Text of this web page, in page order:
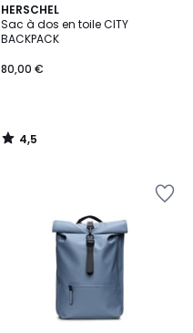
HERSCHEL
Sac à dos en toile CITY
BACKPACK
80,00 €
4,5
/ 5
4,5
/